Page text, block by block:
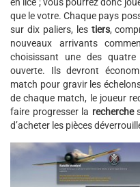
que le votre. Chaque pays
sur dix paliers, les tiers,
nouveaux arrivants
choisissant une des
ouverte. Ils devront
match pour gravir les
de chaque match, le joueur
faire progresser la recherche
d’acheter les pièces